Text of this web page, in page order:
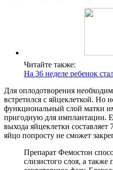
Читайте также:
На 36 неделе ребенок
Для оплодотворения
встретился с яйцеклеткой. Но
функциональный слой матки
пригодную для имплантации.
выхода яйцеклетки
яйцо попросту не сможет
Препарат Фемостон
слизистого слоя, а также